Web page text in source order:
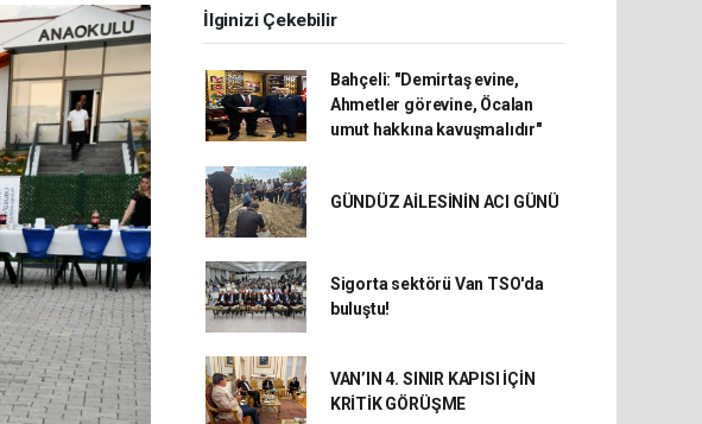
İlginizi Çekebilir
Bahçeli: "Demirtaş evine,
Ahmetler görevine, Öcalan
umut hakkına kavuşmalıdır"
GÜNDÜZ AİLESİNİN ACI GÜNÜ
Sigorta sektörü Van TSO'da
buluştu!
VAN’IN 4. SINIR KAPISI İÇİN
KRİTİK GÖRÜŞME